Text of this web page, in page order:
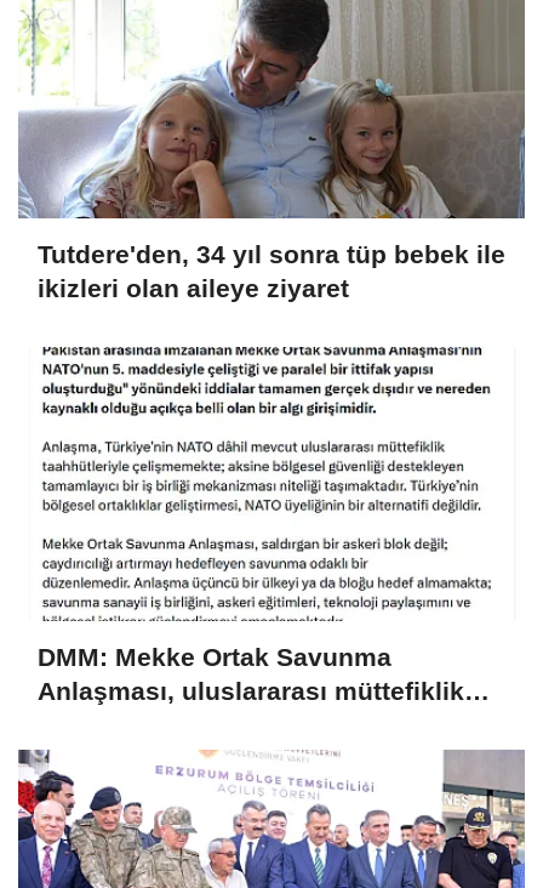
Tutdere'den, 34 yıl sonra tüp bebek ile
ikizleri olan aileye ziyaret
DMM: Mekke Ortak Savunma
Anlaşması, uluslararası müttefiklik